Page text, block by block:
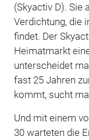
(Skyactiv D). Sie
Verdichtung, die
findet. Der
Heimatmarkt
unterscheidet
fast 25 Jahren
kommt, sucht
Und mit einem
30 warteten die